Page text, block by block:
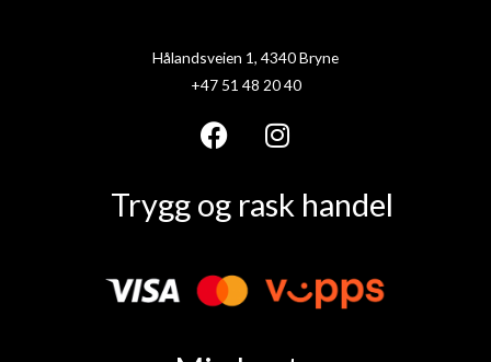
Hålandsveien 1, 4340 Bryne
+47 51 48 20 40
F
c
b
o
I
n
s
g
Trygg og rask handel